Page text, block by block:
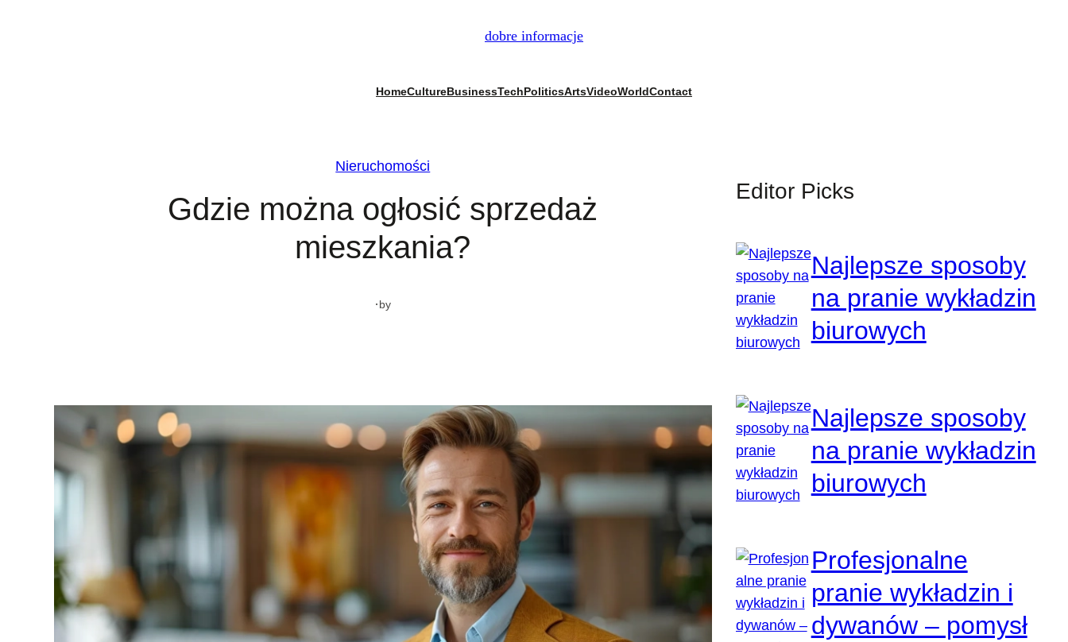
dobre informacje
HomeCultureBusinessTechPoliticsArtsVideoWorldContact
Nieruchomości
Gdzie można ogłosić sprzedaż
mieszkania?
·by
Editor Picks
Najlepsze sposoby
na pranie wykładzin
biurowych
Najlepsze sposoby
na pranie wykładzin
biurowych
Profesjonalne
pranie wykładzin i
dywanów – pomysł